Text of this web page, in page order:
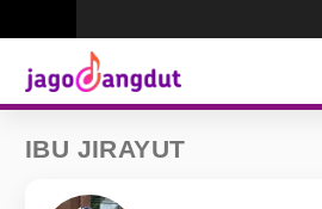
IBU JIRAYUT